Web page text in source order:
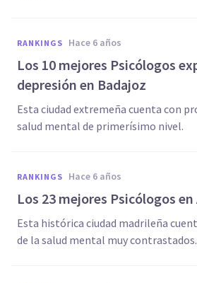
RANKINGS hace 6 años
Los 10 mejores Psicólogos
depresión en Badajoz
Esta ciudad extremeña cuenta con
salud mental de primerísimo nivel.
RANKINGS hace 6 años
Los 23 mejores Psicólogos en
Esta histórica ciudad madrileña
de la salud mental muy contrastados.